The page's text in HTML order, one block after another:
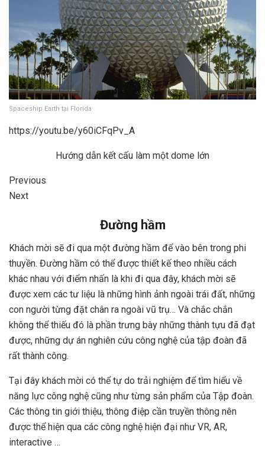
Spaceship Earth tại Florida
https://youtu.be/y60iCFqPv_A
Hướng dẫn kết cấu làm một dome lớn
Previous
Next
Đường hầm
Khách mời sẽ đi qua một đường hầm để vào bên trong phi
thuyền. Đường hầm có thể được thiết kế theo nhiều cách
khác nhau với điểm nhấn là khi đi qua đây, khách mời sẽ
được xem các tư liệu là những hình ảnh ngoài trái đất, những
con người từng đặt chân ra ngoài vũ trụ… Và chắc chắn
không thể thiếu đó là phần trưng bày những thành tựu đã đạt
được, những dự án nghiên cứu công nghệ của tập đoàn đã
rất thành công.
Tại đây khách mời có thể tự do trải nghiệm để tìm hiểu về
năng lực công nghệ cũng như từng sản phẩm của Tập đoàn.
Các thông tin giới thiệu, thông điệp cần truyền thông nên
được thể hiện qua các công nghệ hiện đại như VR, AR,
interactive …